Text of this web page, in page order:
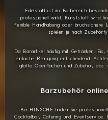
Edelstahl ist im Barbereich
professionell wirkt. Kunststoff wird
flexible Handhabung oder bruchsichere
spielen je nach
Da Barartikel häufig mit Getränken,
einfache Reinigung entscheidend.
glatte Oberflächen und Zubehör, das
Barzubehör
Bei HINSCHE finden Sie
Cocktailbar, Catering und